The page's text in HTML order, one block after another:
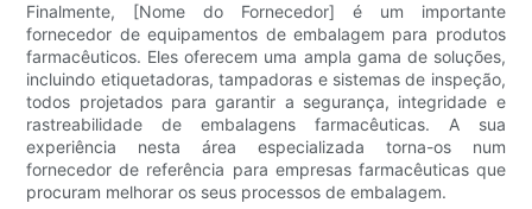
Finalmente, [Nome do Fornecedor] é um importante
fornecedor de equipamentos de embalagem para produtos
farmacêuticos. Eles oferecem uma ampla gama de soluções,
incluindo etiquetadoras, tampadoras e sistemas de inspeção,
todos projetados para garantir a segurança, integridade e
rastreabilidade de embalagens farmacêuticas. A sua
experiência nesta área especializada torna-os num
fornecedor de referência para empresas farmacêuticas que
procuram melhorar os seus processos de embalagem.